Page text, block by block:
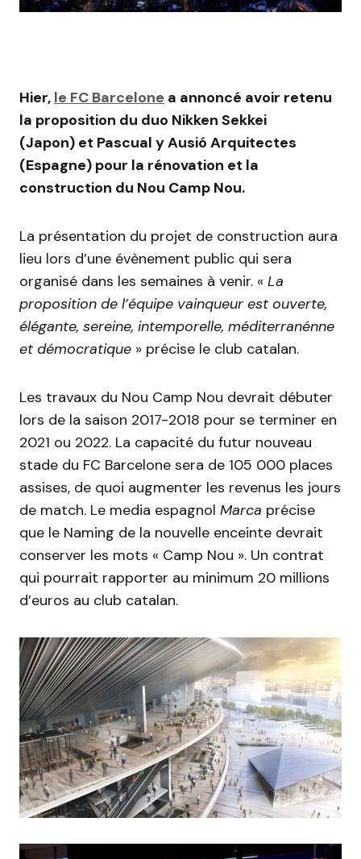
Hier, le FC Barcelone a annoncé avoir retenu
la proposition du duo Nikken Sekkei
(Japon) et Pascual y Ausió Arquitectes
(Espagne) pour la rénovation et la
construction du Nou Camp Nou.
La présentation du projet de construction aura
lieu lors d’une évènement public qui sera
organisé dans les semaines à venir. « La
proposition de l’équipe vainqueur est ouverte,
élégante, sereine, intemporelle, méditerranénne
et démocratique » précise le club catalan.
Les travaux du Nou Camp Nou devrait débuter
lors de la saison 2017-2018 pour se terminer en
2021 ou 2022. La capacité du futur nouveau
stade du FC Barcelone sera de 105 000 places
assises, de quoi augmenter les revenus les jours
de match. Le media espagnol Marca précise
que le Naming de la nouvelle enceinte devrait
conserver les mots « Camp Nou ». Un contrat
qui pourrait rapporter au minimum 20 millions
d’euros au club catalan.